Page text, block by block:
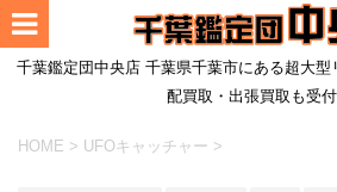
千葉鑑定団中央店 千葉県千葉市にある超大
配買取・出張買取も受付
HOME > UFOキャッチャー >